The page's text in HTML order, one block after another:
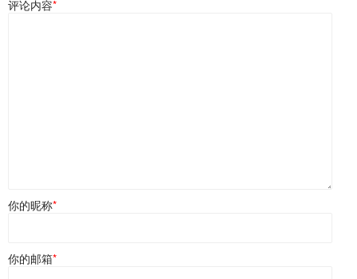
评论内容*
你的昵称*
你的邮箱*